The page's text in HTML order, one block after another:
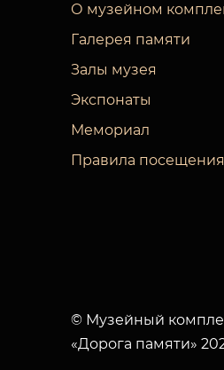
О музейном
Галерея памяти
Залы музея
Экспонаты
Мемориал
Правила посещения
© Музейный
«Дорога памяти»